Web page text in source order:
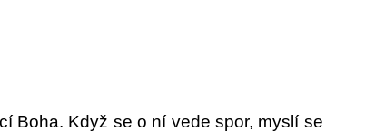
Boha. Když se o ní vede spor, myslí se